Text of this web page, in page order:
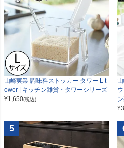
山崎実業 調味料ストッカー タワー L t
ower | キッチン雑貨・タワーシリーズ
¥1,650(税込)
¥
5